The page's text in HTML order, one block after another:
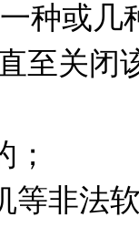
种或几
至关闭
非法